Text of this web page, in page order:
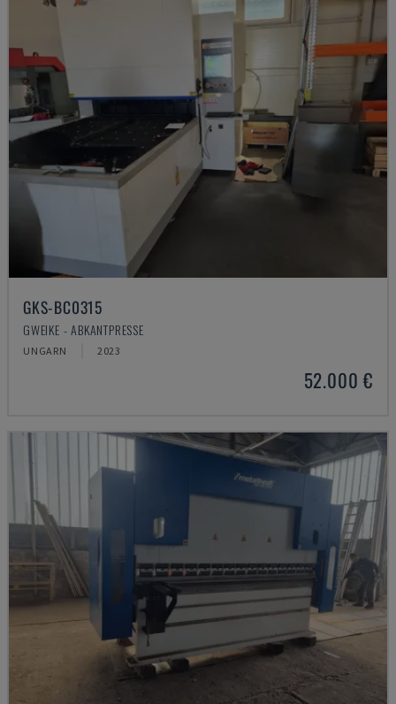
GKS-BC0315
GWEIKE - ABKANTPRESSE
UNGARN 2023
52.000 €